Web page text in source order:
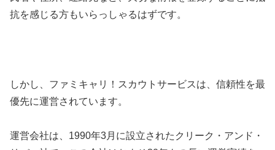
抗を感じる方もいらっしゃるはずです。
しかし、ファミキャリ！スカウトサービスは、信頼性を最
優先に運営されています。
運営会社は、1990年3月に設立されたクリーク・アンド・